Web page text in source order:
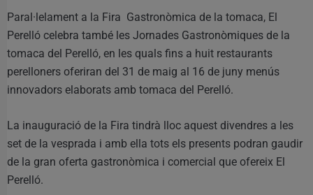
Paral·lelament a la Fira Gastronòmica de la tomaca, El
Perelló celebra també les Jornades Gastronòmiques de la
tomaca del Perelló, en les quals fins a huit restaurants
perelloners oferiran del 31 de maig al 16 de juny menús
innovadors elaborats amb tomaca del Perelló.
La inauguració de la Fira tindrà lloc aquest divendres a les
set de la vesprada i amb ella tots els presents podran gaudir
de la gran oferta gastronòmica i comercial que ofereix El
Perelló.